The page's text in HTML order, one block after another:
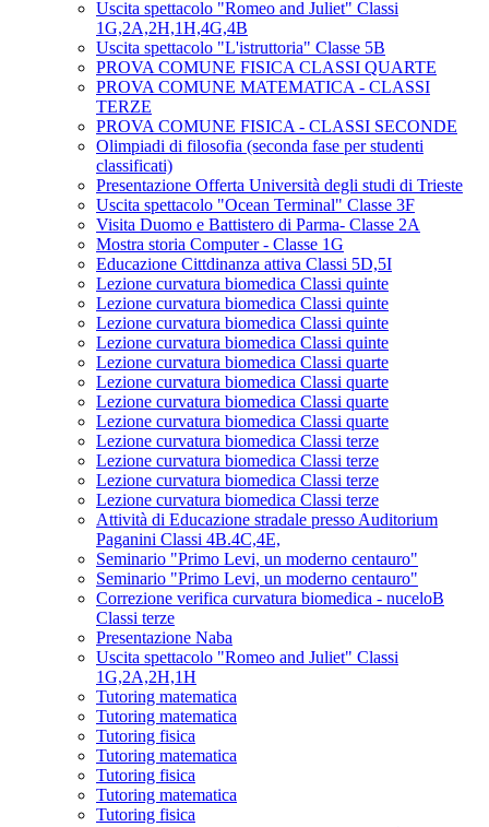
Uscita spettacolo "Romeo and Juliet" Classi
1G,2A,2H,1H,4G,4B
Uscita spettacolo "L'istruttoria" Classe 5B
PROVA COMUNE FISICA CLASSI QUARTE
PROVA COMUNE MATEMATICA - CLASSI
TERZE
PROVA COMUNE FISICA - CLASSI SECONDE
Olimpiadi di filosofia (seconda fase per studenti
classificati)
Presentazione Offerta Università degli studi di Trieste
Uscita spettacolo "Ocean Terminal" Classe 3F
Visita Duomo e Battistero di Parma- Classe 2A
Mostra storia Computer - Classe 1G
Educazione Cittdinanza attiva Classi 5D,5I
Lezione curvatura biomedica Classi quinte
Lezione curvatura biomedica Classi quinte
Lezione curvatura biomedica Classi quinte
Lezione curvatura biomedica Classi quinte
Lezione curvatura biomedica Classi quarte
Lezione curvatura biomedica Classi quarte
Lezione curvatura biomedica Classi quarte
Lezione curvatura biomedica Classi quarte
Lezione curvatura biomedica Classi terze
Lezione curvatura biomedica Classi terze
Lezione curvatura biomedica Classi terze
Lezione curvatura biomedica Classi terze
Attività di Educazione stradale presso Auditorium
Paganini Classi 4B.4C,4E,
Seminario "Primo Levi, un moderno centauro"
Seminario "Primo Levi, un moderno centauro"
Correzione verifica curvatura biomedica - nuceloB
Classi terze
Presentazione Naba
Uscita spettacolo "Romeo and Juliet" Classi
1G,2A,2H,1H
Tutoring matematica
Tutoring matematica
Tutoring fisica
Tutoring matematica
Tutoring fisica
Tutoring matematica
Tutoring fisica